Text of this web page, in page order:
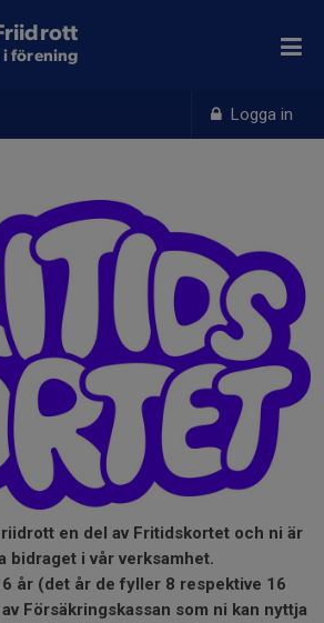
Logga in
i förening
en del av Fritidskortet och ni är
bidraget i vår verksamhet.
år (det år de fyller 8 respektive 16
Försäkringskassan som ni kan nyttja